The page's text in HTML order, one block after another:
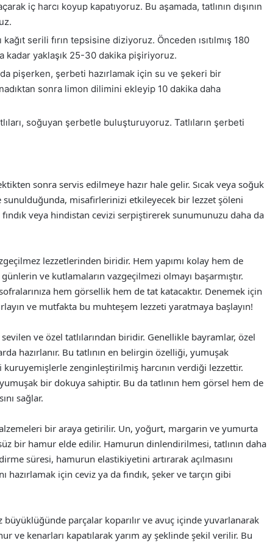
iç harcı koyup kapatıyoruz. Bu aşamada, tatlının dışının
kağıt serili fırın tepsisine diziyoruz. Önceden ısıtılmış 180
kadar yaklaşık 25-30 dakika pişiriyoruz.
pişerken, şerbeti hazırlamak için su ve şekeri bir
sonra limon dilimini ekleyip 10 dakika daha
soğuyan şerbetle buluşturuyoruz. Tatlıların şerbeti
sonra servis edilmeye hazır hale gelir. Sıcak veya soğuk
sunulduğunda, misafirlerinizi etkileyecek bir lezzet şöleni
fındık veya hindistan cevizi serpiştirerek sunumunuzu daha da
lezzetlerinden biridir. Hem yapımı kolay hem de
ve kutlamaların vazgeçilmezi olmayı başarmıştır.
hem görsellik hem de tat katacaktır. Denemek için
ve mutfakta bu muhteşem lezzeti yaratmaya başlayın!
sevilen ve özel tatlılarından biridir. Genellikle bayramlar, özel
hazırlanır. Bu tatlının en belirgin özelliği, yumuşak
zenginleştirilmiş harcının verdiği lezzettir.
yumuşak bir dokuya sahiptir. Bu da tatlının hem görsel hem de
sağlar.
bir araya getirilir. Un, yoğurt, margarin ve yumurta
bir hamur elde edilir. Hamurun dinlendirilmesi, tatlının daha
süresi, hamurun elastikiyetini artırarak açılmasını
hazırlamak için ceviz ya da fındık, şeker ve tarçın gibi
büyüklüğünde parçalar koparılır ve avuç içinde yuvarlanarak
ve kenarları kapatılarak yarım ay şeklinde şekil verilir. Bu